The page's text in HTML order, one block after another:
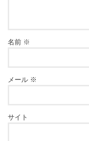
名前 ※
メール ※
サイト